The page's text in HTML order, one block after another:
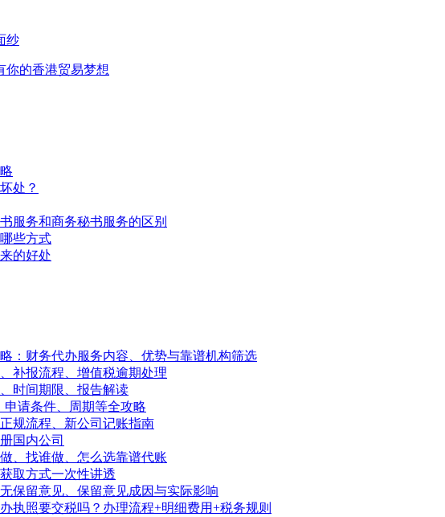
纱
你的香港贸易梦想
处？
服务和商务秘书服务的区别
些方式
的好处
：财务代办服务内容、优势与靠谱机构筛选
补报流程、增值税逾期处理
时间期限、报告解读
申请条件、周期等全攻略
规流程、新公司记账指南
国内公司
、找谁做、怎么选靠谱代账
取方式一次性讲透
保留意见、保留意见成因与实际影响
执照要交税吗？办理流程+明细费用+税务规则